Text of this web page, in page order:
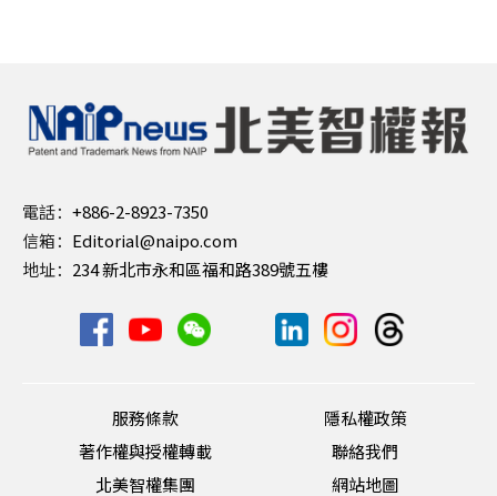
電話： +886-2-8923-7350
信箱： Editorial@naipo.com
地址： 234 新北市永和區福和路389號五樓
服務條款
隱私權政策
著作權與授權轉載
聯絡我們
北美智權集團
網站地圖